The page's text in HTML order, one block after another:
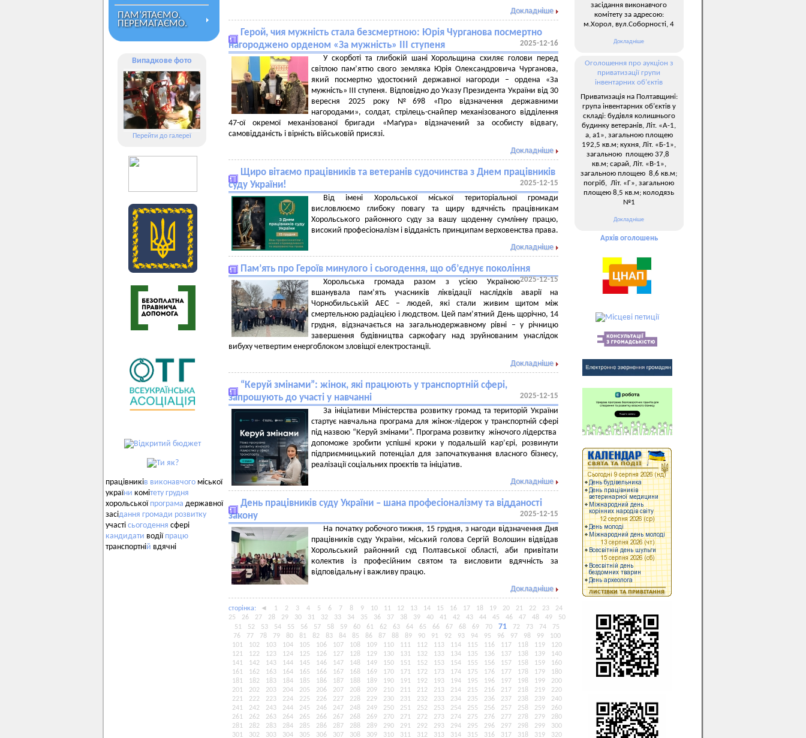
ПАМ’ЯТАЄМО.
ПЕРЕМАГАЄМО.
Випадкове фото
Перейти до галереї
працівників виконавчого міської
україни комітету грудня
хорольської програма державної
засідання громади розвитку
участі сьогодення сфері
кандидати водії працю
транспортній вдячні
Докладніше
Герой, чия мужність стала безсмертною: Юрія Чурганова посмертно
нагороджено орденом «За мужність» ІІІ ступеня
2025-12-16
У скорботі та глибокій шані Хорольщина схиляє голови перед
світлою пам’яттю свого земляка Юрія Олександровича Чурганова,
який посмертно удостоєний державної нагороди – ордена «За
мужність» ІІІ ступеня. Відповідно до Указу Президента України від 30
вересня 2025 року №698 «Про відзначення державними
нагородами», солдат, стрілець-снайпер механізованого відділення
47-ої окремої механізованої бригади «Маґура» відзначений за особисту відвагу,
самовідданість і вірність військовій присязі.
Докладніше
Щиро вітаємо працівників та ветеранів судочинства з Днем працівників
суду України!
2025-12-15
Від імені Хорольської міської територіальної громади
висловлюємо глибоку повагу та щиру вдячність працівникам
Хорольського районного суду за вашу щоденну сумлінну працю,
високий професіоналізм і відданість принципам верховенства права.
Докладніше
Пам’ять про Героїв минулого і сьогодення, що об’єднує покоління
2025-12-15
Хорольська громада разом з усією Україною
вшанувала пам’ять учасників ліквідації наслідків аварії на
Чорнобильській АЕС – людей, які стали живим щитом між
смертельною радіацією і людством. Цей пам’ятний День щорічно, 14
грудня, відзначається на загальнодержавному рівні – у річницю
завершення будівництва саркофагу над зруйнованим унаслідок
вибуху четвертим енергоблоком зловіщої електростанції.
Докладніше
“Керуй змінами”: жінок, які працюють у транспортній сфері,
запрошують до участі у навчанні
2025-12-15
За ініціативи Міністерства розвитку громад та територій України
стартує навчальна програма для жінок-лідерок у транспортній сфері
під назвою “Керуй змінами”. Програма розвитку жіночого лідерства
допоможе зробити успішні кроки у подальшій кар’єрі, розвинути
підприємницький потенціал для започаткування власного бізнесу,
реалізації соціальних проєктів та ініціатив.
Докладніше
День працівників суду України – шана професіоналізму та відданості
закону
2025-12-15
На початку робочого тижня, 15 грудня, з нагоди відзначення Дня
працівників суду України, міський голова Сергій Волошин відвідав
Хорольський районний суд Полтавської області, аби привітати
колектив із професійним святом та висловити вдячність за
відповідальну і важливу працю.
Докладніше
сторiнка: ◄ 1 2 3 4 5 6 7 8 9 10 11 12 13 14 15 16 17 18 19 20 21 22 23
24
25
26 27 28 29 30 31 32 33 34 35 36 37 38 39 40 41 42 43 44 45 46 47 48 49
50
51
52 53 54 55 56 57 58 59 60 61 62 63 64 65 66 67 68 69 70 71 72 73 74
75
76
77 78 79 80 81 82 83 84 85 86 87 88 89 90 91 92 93 94 95 96 97 98 99
100
101
102 103 104 105 106 107 108 109 110 111 112 113 114 115 116 117 118 119
120
121
122 123 124 125 126 127 128 129 130 131 132 133 134 135 136 137 138 139
140
141
142 143 144 145 146 147 148 149 150 151 152 153 154 155 156 157 158 159
160
161
162 163 164 165 166 167 168 169 170 171 172 173 174 175 176 177 178 179
180
181
182 183 184 185 186 187 188 189 190 191 192 193 194 195 196 197 198 199
200
201
202 203 204 205 206 207 208 209 210 211 212 213 214 215 216 217 218 219
220
221
222 223 224 225 226 227 228 229 230 231 232 233 234 235 236 237 238 239
240
241
242 243 244 245 246 247 248 249 250 251 252 253 254 255 256 257 258 259
260
261
262 263 264 265 266 267 268 269 270 271 272 273 274 275 276 277 278 279
280
281
282 283 284 285 286 287 288 289 290 291 292 293 294 295 296 297 298 299
300
301
302 303 304 305 306 307 308 309 310 311 312 313 314 315 316 317 318 319 320
засідання виконавчого
комітету за адресою:
м.Хорол, вул.Соборності, 4
Докладніше
Оголошення про аукціон з
приватизації групи
інвентарних об’єктів
Приватизація на Полтавщині:
група інвентарних об’єктів у
складі: будівля колишнього
будинку ветеранів, Літ. «А-1,
а, а1», загальною площею
192,5 кв.м; кухня, Літ. «Б-1»,
загальною площею 37,8
кв.м; сарай, Літ. «В-1»,
загальною площею 8,6 кв.м;
погріб, Літ. «Г», загальною
площею 8,5 кв.м; колодязь
№1
Докладніше
Архів оголошень